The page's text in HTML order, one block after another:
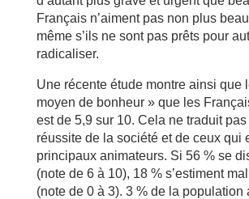
Français n’aiment pas non plus
même s’ils ne sont pas prêts pour
radicaliser.
Une récente étude montre ainsi que
moyen de bonheur » que les
est de 5,9 sur 10. Cela ne traduit
réussite de la société et de ceux qui
principaux animateurs. Si 56 % se
(note de 6 à 10), 18 % s’estiment
(note de 0 à 3). 3 % de la population